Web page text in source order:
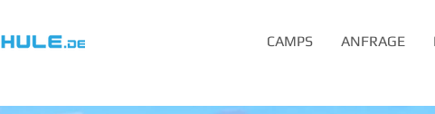
CAMPS ANFRAGE